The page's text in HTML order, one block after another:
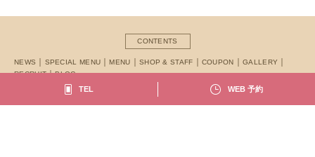
CONTENTS
NEWS SPECIAL MENU MENU SHOP & STAFF COUPON
GALLERY
RECRUIT
BLOG
TEL WEB 予約